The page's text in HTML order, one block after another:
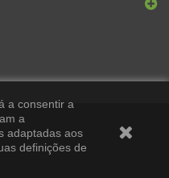
a consentir a
a
adaptadas aos
definições de